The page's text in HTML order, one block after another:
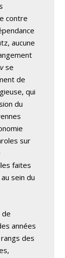
contre
aucune
se
de
qui
du
sur
faites
sein du
de
années
des